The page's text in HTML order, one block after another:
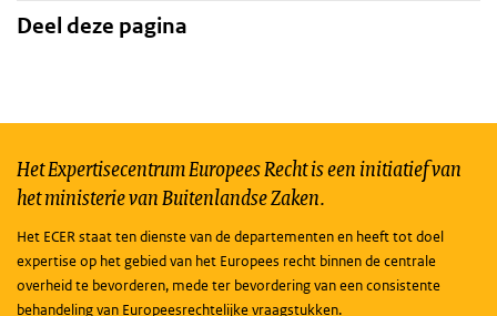
Deel deze pagina
Het Expertisecentrum Europees Recht is een initiatief van
het ministerie van Buitenlandse Zaken.
Het ECER staat ten dienste van de departementen en heeft tot doel
expertise op het gebied van het Europees recht binnen de centrale
overheid te bevorderen, mede ter bevordering van een consistente
behandeling van Europeesrechtelijke vraagstukken.